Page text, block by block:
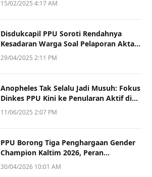
15/02/2025 4:17 AM
Disdukcapil PPU Soroti Rendahnya
Kesadaran Warga Soal Pelaporan Akta
Kematian
29/04/2025 2:11 PM
Anopheles Tak Selalu Jadi Musuh: Fokus
Dinkes PPU Kini ke Penularan Aktif di
Sotek
11/06/2025 2:07 PM
PPU Borong Tiga Penghargaan Gender
Champion Kaltim 2026, Peran
Perempuan Jadi Sorotan
30/04/2026 10:01 AM